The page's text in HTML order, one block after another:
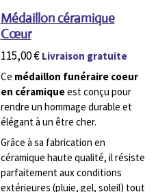
Médaillon céramique
Cœur
115,00 € Livraison gratuite
Ce médaillon funéraire coeur
en céramiqueest conçu pour
rendre un hommage durable et
élégant à un être cher.
Grâce à sa fabrication en
céramique haute qualité, il résiste
parfaitement aux conditions
extérieures (pluie, gel, soleil) tout